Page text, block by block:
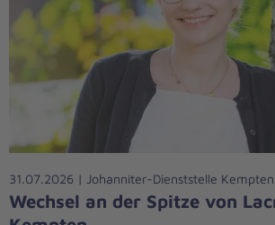
31.07.2026 | Johanniter-Dienststelle Kempten
Wechsel an der Spitze von